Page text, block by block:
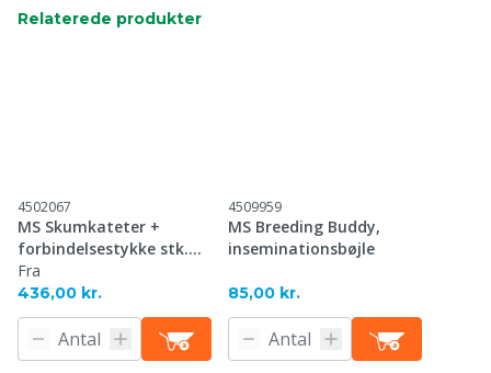
Relaterede produkter
4502067
MS Skumkateter +
forbindelsestykke stk.
500
Fra
436,00 kr.
4509959
MS Breeding Buddy,
inseminationsbøjle
85,00 kr.